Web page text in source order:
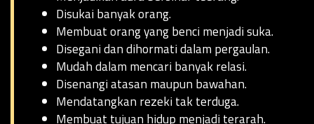
Disukai banyak orang.
Membuat orang yang benci menjadi suka.
Disegani dan dihormati dalam pergaulan.
Mudah dalam mencari banyak relasi.
Disenangi atasan maupun bawahan.
Mendatangkan rezeki tak terduga.
Membuat tujuan hidup menjadi terarah.